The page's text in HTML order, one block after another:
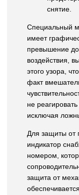
снятие.
Специальный
имеет
превышение
воздействия,
этого узора,
факт
не
исключая
Для защиты от
индикатор
номером,
защита от